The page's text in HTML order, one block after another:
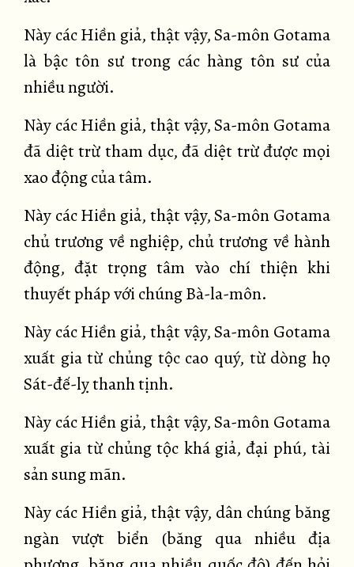
Này các Hiền giả, thật vậy, Sa-môn Gotama
là bậc tôn sư trong các hàng tôn sư của
nhiều người.
Này các Hiền giả, thật vậy, Sa-môn Gotama
đã diệt trừ tham dục, đã diệt trừ được mọi
xao động của tâm.
Này các Hiền giả, thật vậy, Sa-môn Gotama
chủ trương về nghiệp, chủ trương về hành
động, đặt trọng tâm vào chí thiện khi
thuyết pháp với chúng Bà-la-môn.
Này các Hiền giả, thật vậy, Sa-môn Gotama
xuất gia từ chủng tộc cao quý, từ dòng họ
Sát-đế-lỵ thanh tịnh.
Này các Hiền giả, thật vậy, Sa-môn Gotama
xuất gia từ chủng tộc khá giả, đại phú, tài
sản sung mãn.
Này các Hiền giả, thật vậy, dân chúng băng
ngàn vượt biển (băng qua nhiều địa